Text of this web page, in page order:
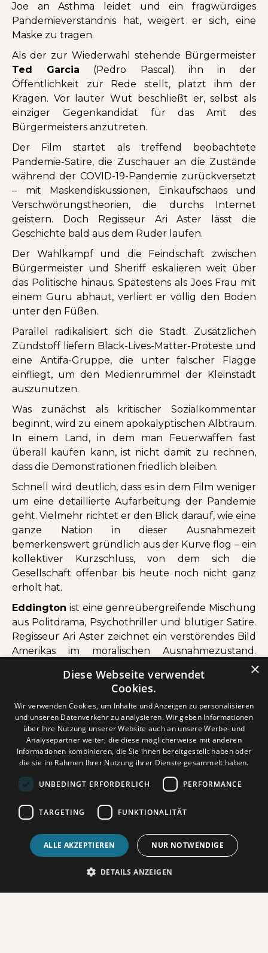
Joe an Asthma leidet und ein fragwürdiges
Pandemieverständnis hat, weigert er sich, eine
Maske zu tragen.
Als der zur Wiederwahl stehende Bürgermeister
Ted Garcia (Pedro Pascal) ihn in der
Öffentlichkeit zur Rede stellt, platzt ihm der
Kragen. Vor lauter Wut beschließt er, selbst als
einziger Gegenkandidat für das Amt des
Bürgermeisters anzutreten.
Der Film startet als treffend beobachtete
Pandemie-Satire, die Zuschauer an die Zustände
während der COVID-19-Pandemie zurückversetzt
– mit Maskendiskussionen, Einkaufschaos und
Verschwörungstheorien, die durchs Internet
geistern. Doch Regisseur Ari Aster lässt die
Geschichte bald aus dem Ruder laufen.
Der Wahlkampf und die Feindschaft zwischen
Bürgermeister und Sheriff eskalieren weit über
das Politische hinaus. Spätestens als Joes Frau mit
einem Guru abhaut, verliert er völlig den Boden
unter den Füßen.
Parallel radikalisiert sich die Stadt. Zusätzlichen
Zündstoff liefern Black-Lives-Matter-Proteste und
eine Antifa-Gruppe, die unter falscher Flagge
einfliegt, um den Medienrummel der Kleinstadt
auszunutzen.
Was zunächst als kritischer Sozialkommentar
beginnt, wird zu einem apokalyptischen Albtraum.
In einem Land, in dem man Feuerwaffen fast
überall kaufen kann, ist nicht damit zu rechnen,
dass die Demonstrationen friedlich bleiben.
Schnell wird deutlich, dass es in dem Film weniger
um eine detaillierte Aufarbeitung der Pandemie
geht. Vielmehr richtet er den Blick darauf, wie eine
ganze Nation in dieser Ausnahmezeit
bemerkenswert gründlich aus der Kurve flog – ein
kollektiver Kurzschluss, von dem sich die
Gesellschaft offenbar bis heute noch nicht ganz
erholt hat.
Eddington ist eine genreübergreifende Mischung
aus Politdrama, Psychothriller und blutiger Satire.
Regisseur Ari Aster zeichnet ein verstörendes Bild
Amerikas im moralischen Ausnahmezustand.
ist keine leichte Kost, sondern ein
kompromissloses Spiegelbild einer zerrissenen
Gesellschaft im Schatten der Pandemie.
Spielzeiten
×
Diese Webseite verwendet
Cookies.
Wir verwenden Cookies, um Inhalte und Anzeigen zu personalisieren
und unseren Datenverkehr zu analysieren. Wir geben Informationen
über Ihre Nutzung unserer Website auch an unsere Werbe- und
Analysepartner weiter, die diese möglicherweise mit anderen
Informationen kombinieren, die Sie ihnen bereitgestellt haben oder
die sie im Rahmen Ihrer Nutzung ihrer Dienste gesammelt haben.
UNBEDINGT ERFORDERLICH PERFORMANCE
TARGETING FUNKTIONALITÄT
ALLE AKZEPTIEREN NUR NOTWENDIGE
DETAILS ANZEIGEN